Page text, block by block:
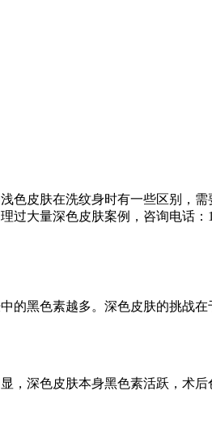
色皮肤在洗纹身时有一些区别，
大量深色皮肤案例，咨询电话：
的黑色素越多。深色皮肤的挑战
，深色皮肤本身黑色素活跃，术后